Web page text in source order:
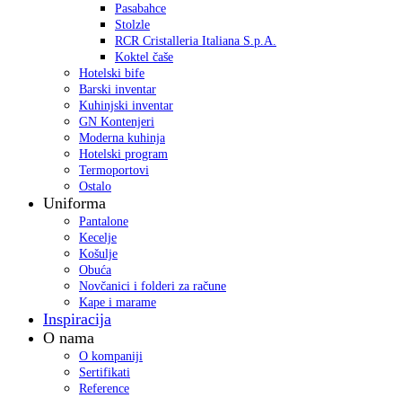
Pasabahce
Stolzle
RCR Cristalleria Italiana S.p.A.
Koktel čaše
Hotelski bife
Barski inventar
Kuhinjski inventar
GN Kontenjeri
Moderna kuhinja
Hotelski program
Termoportovi
Ostalo
Uniforma
Pantalone
Kecelje
Košulje
Obuća
Novčanici i folderi za račune
Kape i marame
Inspiracija
O nama
O kompaniji
Sertifikati
Reference